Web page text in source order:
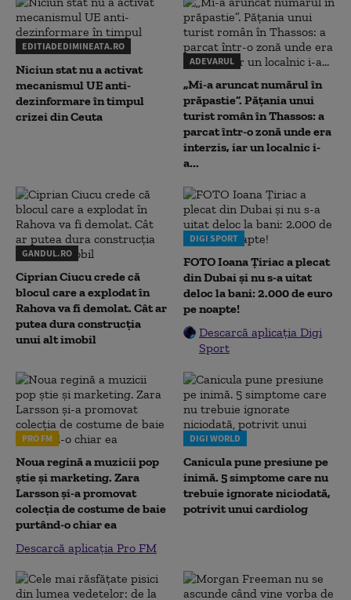
EDITIADEDIMINEATA.RO
Niciun stat nu a activat
mecanismul UE anti-
dezinformare în timpul
crizei din Ceuta
ADEVARUL
„Mi-a aruncat numărul în
prăpastie”. Pățania unui
turist român în Thassos: a
parcat într-o zonă unde era
interzis, iar un localnic i-
a...
GANDUL.RO
Ciprian Ciucu crede că
blocul care a explodat în
Rahova va fi demolat. Cât ar
putea dura construcția
unui alt imobil
DIGI SPORT
FOTO Ioana Țiriac a plecat
din Dubai și nu s-a uitat
deloc la bani: 2.000 de euro
pe noapte!
Descarcă aplicația Digi
Sport
PRO FM
Noua regină a muzicii pop
știe și marketing. Zara
Larsson și-a promovat
colecția de costume de baie
purtând-o chiar ea
Descarcă aplicația Pro FM
DIGI WORLD
Canicula pune presiune pe
inimă. 5 simptome care nu
trebuie ignorate niciodată,
potrivit unui cardiolog